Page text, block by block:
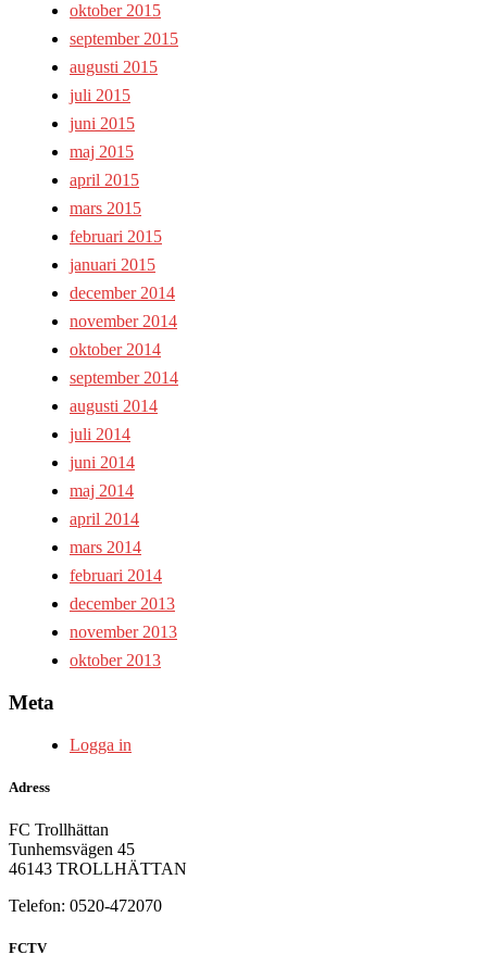
oktober 2015
september 2015
augusti 2015
juli 2015
juni 2015
maj 2015
april 2015
mars 2015
februari 2015
januari 2015
december 2014
november 2014
oktober 2014
september 2014
augusti 2014
juli 2014
juni 2014
maj 2014
april 2014
mars 2014
februari 2014
december 2013
november 2013
oktober 2013
Meta
Logga in
Adress
FC Trollhättan
Tunhemsvägen 45
46143 TROLLHÄTTAN
Telefon: 0520-472070
FCTV